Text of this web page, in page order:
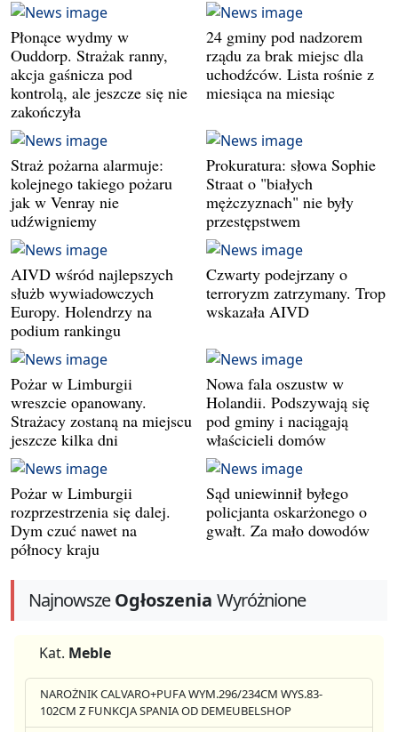
Płonące wydmy w
Ouddorp. Strażak ranny,
akcja gaśnicza pod
kontrolą, ale jeszcze się nie
zakończyła
24 gminy pod nadzorem
rządu za brak miejsc dla
uchodźców. Lista rośnie z
miesiąca na miesiąc
Straż pożarna alarmuje:
kolejnego takiego pożaru
jak w Venray nie
udźwigniemy
Prokuratura: słowa Sophie
Straat o "białych
mężczyznach" nie były
przestępstwem
AIVD wśród najlepszych
służb wywiadowczych
Europy. Holendrzy na
podium rankingu
Czwarty podejrzany o
terroryzm zatrzymany. Trop
wskazała AIVD
Pożar w Limburgii
wreszcie opanowany.
Strażacy zostaną na miejscu
jeszcze kilka dni
Nowa fala oszustw w
Holandii. Podszywają się
pod gminy i naciągają
właścicieli domów
Pożar w Limburgii
rozprzestrzenia się dalej.
Dym czuć nawet na
północy kraju
Sąd uniewinnił byłego
policjanta oskarżonego o
gwałt. Za mało dowodów
NajnowszeOgłoszenia Wyróżnione
Kat. Meble
NAROŻNIK CALVARO+PUFA WYM.296/234CM WYS.83-
102CM Z FUNKCJA SPANIA OD DEMEUBELSHOP